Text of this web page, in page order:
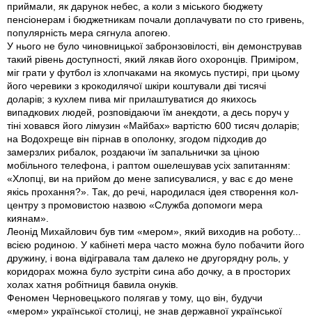
приймали, як дарунок небес, а коли з мiського бюджету
пенсiонерам i бюджетникам почали доплачувати по сто гривень,
популярнiсть мера сягнула апогею.
У нього не було чиновницької забронзовiлостi, вiн демонстрував
такий рiвень доступностi, який лякав його охоронцiв. Примiром,
мiг грати у футбол iз хлопчаками на якомусь пустирi, при цьому
його черевики з крокодилячої шкiри коштували двi тисячi
доларiв; з кухлем пива мiг прилаштуватися до якихось
випадкових людей, розповiдаючи їм анекдоти, а десь поруч у
тiнi ховався його лiмузин «Майбах» вартiстю 600 тисяч доларiв;
на Водохреще вiн пiрнав в ополонку, згодом пiдходив до
замерзлих рибалок, роздаючи їм запальнички за цiною
мобiльного телефона, i раптом ошелешував усiх запитанням:
«Хлопцi, ви на прийом до мене записувалися, у вас є до мене
якiсь прохання?». Так, до речi, народилася iдея створення кол-
центру з промовистою назвою «Служба допомоги мера
киянам».
Леонiд Михайлович був тим «мером», який виходив на роботу...
всiєю родиною. У кабiнетi мера часто можна було побачити його
дружину, i вона вiдiгравала там далеко не другорядну роль, у
коридорах можна було зустрiти сина або дочку, а в просторих
холах хатня робiтниця бавила онукiв.
Феномен Черновецького полягав у тому, що вiн, будучи
«мером» української столицi, не знав державної української